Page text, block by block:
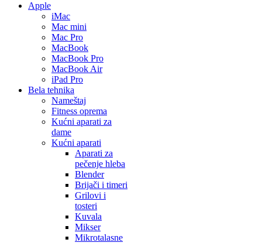
Apple
iMac
Mac mini
Mac Pro
MacBook
MacBook Pro
MacBook Air
iPad Pro
Bela tehnika
Nameštaj
Fitness oprema
Kućni aparati za
dame
Kućni aparati
Aparati za
pečenje hleba
Blender
Brijači i timeri
Grilovi i
tosteri
Kuvala
Mikser
Mikrotalasne